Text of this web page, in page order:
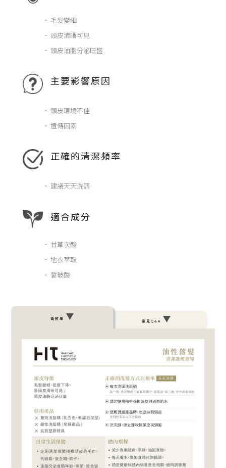
• 毛髮變細
• 頭皮清晰可見
• 頭皮油脂分泌旺盛
主要影響原因
• 頭皮環境不佳
• 遺傳因素
正確的清潔頻率
• 建議天天洗頭
適合成分
• 甘草次酸
• 地衣萃取
• 皙玻酸
衛教單 常見Q&A